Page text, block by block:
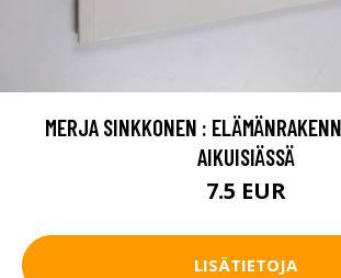
MERJA SINKKONEN :
AIKUISIÄSSÄ
7.5 EUR
LISÄTIETOJA